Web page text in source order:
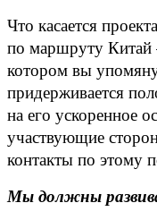
Что касается
по маршруту Китай
котором вы
придерживается
на его ускоренное
участвующие
контакты по этому
Мы должны